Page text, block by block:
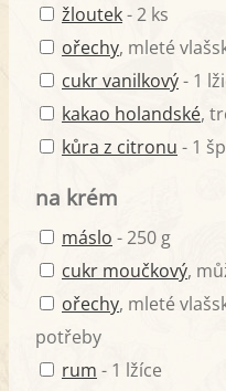
žloutek- 2 ks
ořechy, mleté
cukr vanilkový- 1
kakao holandské,
kůra z citronu - 1
na krém
máslo - 250 g
cukr moučkový,
ořechy, mleté
potřeby
rum - 1 lžíce